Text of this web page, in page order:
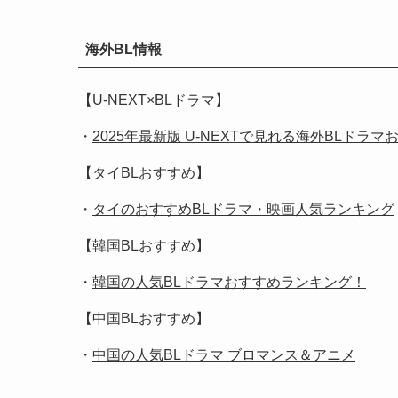
海外BL情報
【U-NEXT×BLドラマ】
・ 2025年最新版 U-NEXTで見れる海外BLドラマ
【タイBLおすすめ】
・ タイのおすすめBLドラマ・映画人気ランキング
【韓国BLおすすめ】
・ 韓国の人気BLドラマおすすめランキング！
【中国BLおすすめ】
・ 中国の人気BLドラマ ブロマンス＆アニメ